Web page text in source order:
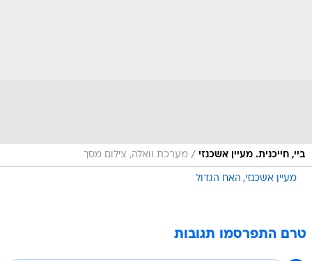
ביי, חייכנית. מעיין אשכנזי / מערכת וואלה, צילום מסך
מעיין אשכנזי האח הגדול
טרם התפרסמו תגובות